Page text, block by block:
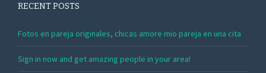
RECENT POSTS
Fotos en pareja originales, chicas amore mio pareja en una cita
Sign in now and get amazing people in your area!